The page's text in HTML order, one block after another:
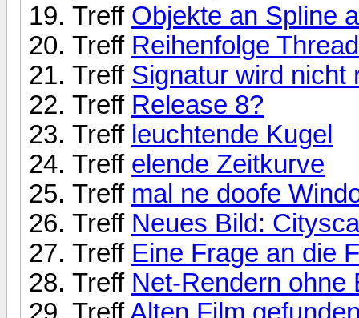
Treff Objekte an Spline
Treff Reihenfolge
Treff Signatur wird nicht
Treff Release 8?
Treff leuchtende Kugel
Treff elende Zeitkurve
Treff mal ne doofe
Treff Neues Bild:
Treff Eine Frage an die
Treff Net-Rendern ohne
TreffAlten Film